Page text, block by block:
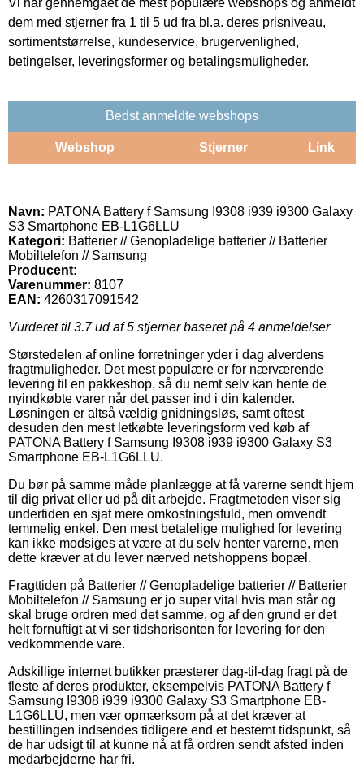
dem med stjerner fra 1 til 5 ud fra bl.a. deres prisniveau,
sortimentstørrelse, kundeservice, brugervenlighed,
betingelser, leveringsformer og betalingsmuligheder.
Bedst anmeldte webshops
Webshop Stjerner Link
Navn: PATONA Battery f Samsung I9308 i939 i9300 Galaxy
S3 Smartphone EB-L1G6LLU
Kategori: Batterier // Genopladelige batterier // Batterier
Mobiltelefon // Samsung
Producent:
Varenummer: 8107
EAN: 4260317091542
Vurderet til 3.7ud af 5 stjerner baseret på 4 anmeldelser
Størstedelen af online forretninger yder i dag alverdens
fragtmuligheder. Det mest populære er for nærværende
levering til en pakkeshop, så du nemt selv kan hente de
nyindkøbte varer når det passer ind i din kalender.
Løsningen er altså vældig gnidningsløs, samt oftest
desuden den mest letkøbte leveringsform ved køb af
PATONA Battery f Samsung I9308 i939 i9300 Galaxy S3
Smartphone EB-L1G6LLU.
Du bør på samme måde planlægge at få varerne sendt hjem
til dig privat eller ud på dit arbejde. Fragtmetoden viser sig
undertiden en sjat mere omkostningsfuld, men omvendt
temmelig enkel. Den mest betalelige mulighed for levering
kan ikke modsiges at være at du selv henter varerne, men
dette kræver at du lever nærved netshoppens bopæl.
Fragttiden på Batterier // Genopladelige batterier // Batterier
Mobiltelefon // Samsung er jo super vital hvis man står og
skal bruge ordren med det samme, og af den grund er det
helt fornuftigt at vi ser tidshorisonten for levering for den
vedkommende vare.
Adskillige internet butikker præsterer dag-til-dag fragt på de
fleste af deres produkter, eksempelvis PATONA Battery f
Samsung I9308 i939 i9300 Galaxy S3 Smartphone EB-
L1G6LLU, men vær opmærksom på at det kræver at
bestillingen indsendes tidligere end et bestemt tidspunkt, så
de har udsigt til at kunne nå at få ordren sendt afsted inden
medarbejderne har fri.